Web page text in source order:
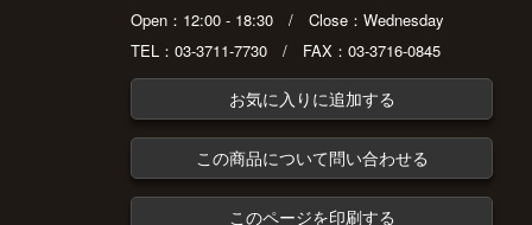
Open：12:00 - 18:30 / Close：Wednesday
TEL：03-3711-7730 / FAX：03-3716-0845
お気に入りに追加する
この商品について問い合わせる
このページを印刷する